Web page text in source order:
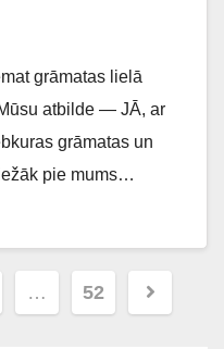
grāmatas lielā
atbilde — JĀ, ar
grāmatas un
pie mums…
… 52